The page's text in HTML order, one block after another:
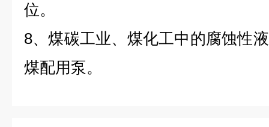
位。
8、煤碳工业、煤化工中的腐蚀性
煤配用泵。